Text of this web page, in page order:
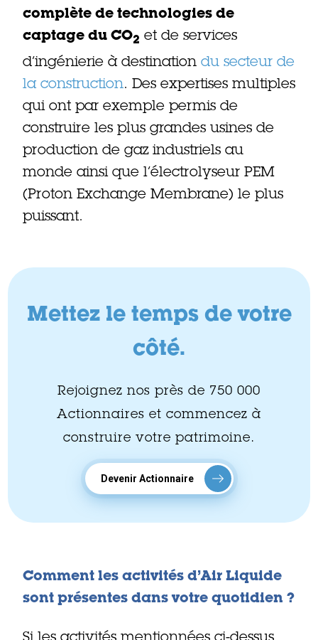
complète de technologies de
captage du CO2 et de services
d’ingénierie à destination du secteur de
la construction. Des expertises multiples
qui ont par exemple permis de
construire les plus grandes usines de
production de gaz industriels au
monde ainsi que l’électrolyseur PEM
(Proton Exchange Membrane) le plus
puissant.
Mettez le temps de votre
côté.
Rejoignez nos près de 750 000
Actionnaires et commencez à
construire votre patrimoine.
Devenir Actionnaire
Comment les activités d’Air Liquide
sont présentes dans votre quotidien ?
Si les activités mentionnées ci-dessus